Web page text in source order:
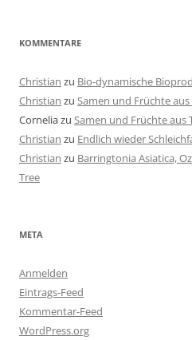
KOMMENTARE
Christian zu Bio-dynamische
Christian zu Samen und Früchte
Corneliazu Samen und Früchte aus
Christian zu Endlich wieder
Christian zu Barringtonia Asiatica,
Tree
META
Anmelden
Eintrags-Feed
Kommentar-Feed
WordPress.org